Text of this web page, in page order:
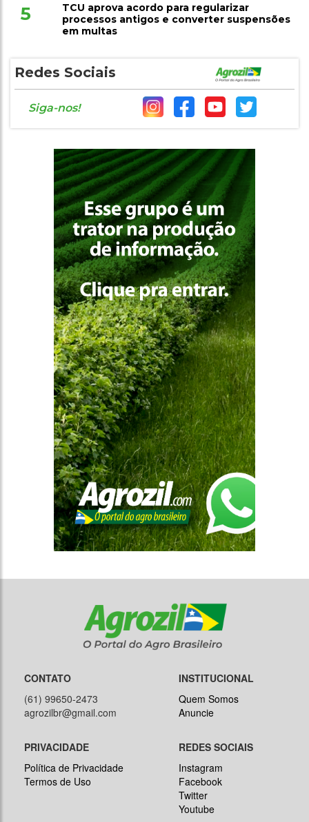
5
TCU aprova acordo para regularizar
processos antigos e converter suspensões
em multas
Redes Sociais
Siga-nos!
CONTATO
(61) 99650-2473
agrozilbr@gmail.com
INSTITUCIONAL
Quem Somos
Anuncie
PRIVACIDADE
Política de Privacidade
Termos de Uso
REDES SOCIAIS
Instagram
Facebook
Twitter
Youtube